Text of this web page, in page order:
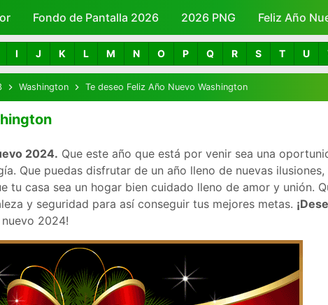
Skip to main content
Fondo de Pantalla 2026 2026 PNG Feliz Año
I J K L M N O P Q R S T U
Washington Te deseo Feliz Año Nuevo Washington
2024. Que este año que está por venir sea una
Que puedas disfrutar de un año lleno de nuevas
tu casa sea un hogar bien cuidado lleno de amor y unión.
y seguridad para así conseguir tus mejores metas.
nuevo 2024!